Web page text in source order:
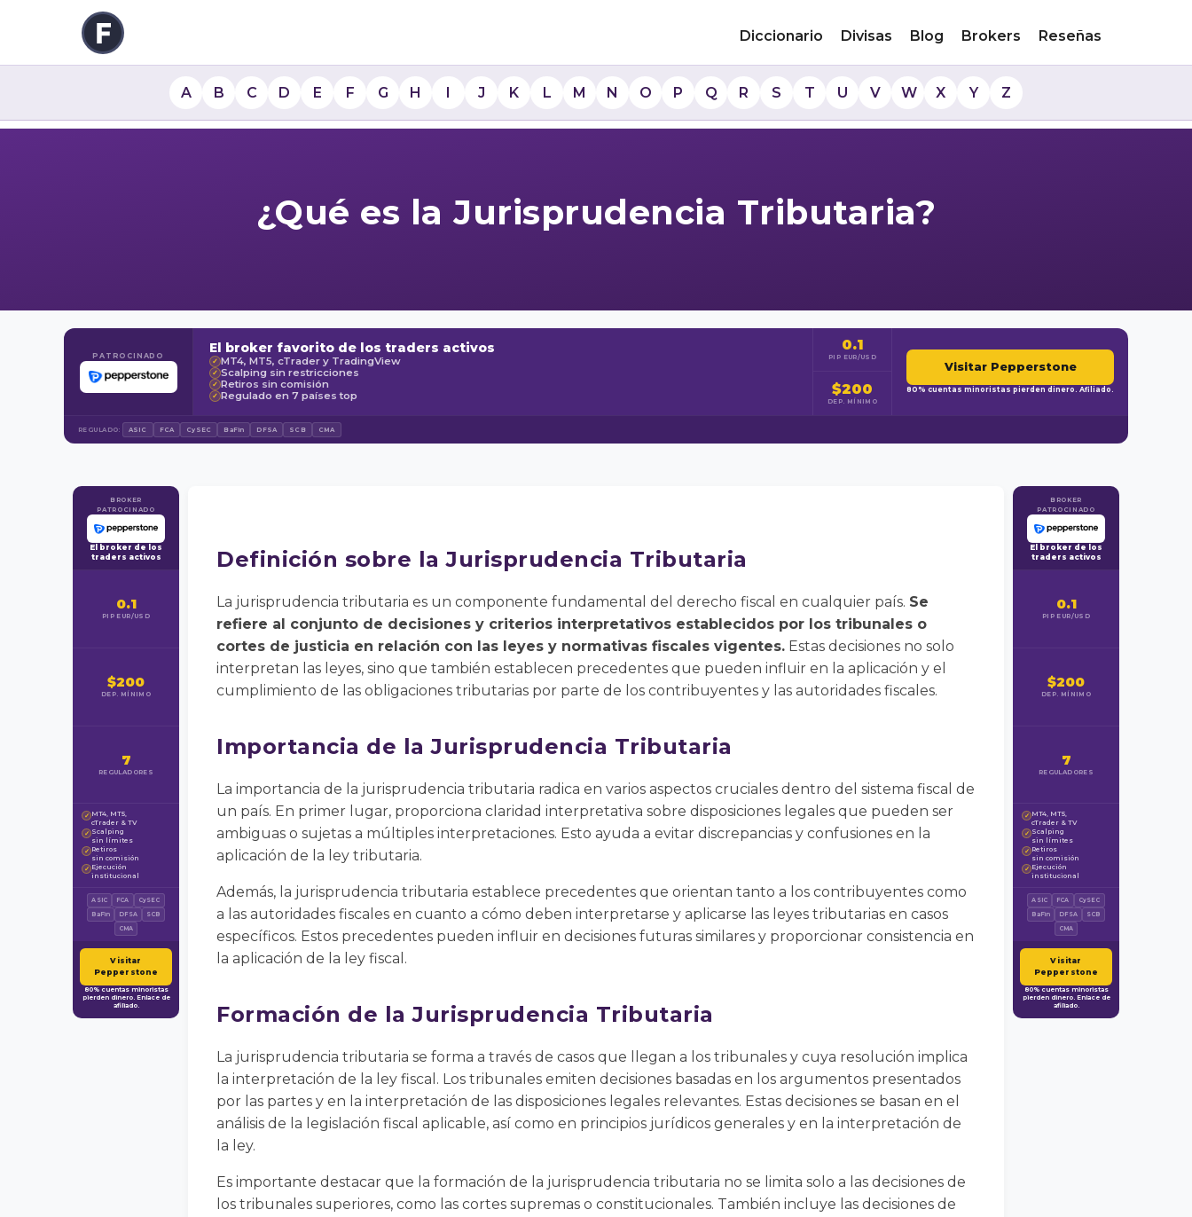
Diccionario Divisas Blog Brokers Reseñas
A B C D E F G H I J K L M N O P Q R S T U V W X Y Z
¿Qué es la Jurisprudencia Tributaria?
PATROCINADO El broker favorito de los traders activos
✓ MT4, MT5, cTrader y TradingView
✓ Scalping sin restricciones
✓ Retiros sin comisión
✓ Regulado en 7 países top
0.1
PIP EUR/USD
$200
DEP. MÍNIMO
Visitar Pepperstone
80% cuentas minoristas pierden dinero. Afiliado.
REGULADO: ASIC FCA CySEC BaFin DFSA SCB CMA
BROKER
PATROCINADO
El broker de los
traders activos
0.1
PIP EUR/USD
$200
DEP. MÍNIMO
7
REGULADORES
✓ MT4, MT5,
cTrader & TV
✓ Scalping
sin límites
✓ Retiros
sin comisión
✓ Ejecución
institucional
ASIC FCA
CySEC
BaFin
DFSA
SCB
CMA
Visitar
Pepperstone
80% cuentas minoristas
pierden dinero. Enlace de
afiliado.
Definición sobre la Jurisprudencia Tributaria
La jurisprudencia tributaria es un componente fundamental del derecho fiscal en cualquier país. Se
refiere al conjunto de decisiones y criterios interpretativos establecidos por los tribunales o
cortes de justicia en relación con las leyes y normativas fiscales vigentes. Estas decisiones no solo
interpretan las leyes, sino que también establecen precedentes que pueden influir en la aplicación y el
cumplimiento de las obligaciones tributarias por parte de los contribuyentes y las autoridades fiscales.
Importancia de la Jurisprudencia Tributaria
La importancia de la jurisprudencia tributaria radica en varios aspectos cruciales dentro del sistema fiscal de
un país. En primer lugar, proporciona claridad interpretativa sobre disposiciones legales que pueden ser
ambiguas o sujetas a múltiples interpretaciones. Esto ayuda a evitar discrepancias y confusiones en la
aplicación de la ley tributaria.
Además, la jurisprudencia tributaria establece precedentes que orientan tanto a los contribuyentes como
a las autoridades fiscales en cuanto a cómo deben interpretarse y aplicarse las leyes tributarias en casos
específicos. Estos precedentes pueden influir en decisiones futuras similares y proporcionar consistencia en
la aplicación de la ley fiscal.
Formación de la Jurisprudencia Tributaria
La jurisprudencia tributaria se forma a través de casos que llegan a los tribunales y cuya resolución implica
la interpretación de la ley fiscal. Los tribunales emiten decisiones basadas en los argumentos presentados
por las partes y en la interpretación de las disposiciones legales relevantes. Estas decisiones se basan en el
análisis de la legislación fiscal aplicable, así como en principios jurídicos generales y en la interpretación de
la ley.
Es importante destacar que la formación de la jurisprudencia tributaria no se limita solo a las decisiones de
los tribunales superiores, como las cortes supremas o constitucionales. También incluye las decisiones de
BROKER
PATROCINADO
El broker de los
traders activos
0.1
PIP EUR/USD
$200
DEP. MÍNIMO
7
REGULADORES
✓ MT4, MT5,
cTrader & TV
✓ Scalping
sin límites
✓ Retiros
sin comisión
✓ Ejecución
institucional
ASIC FCA
CySEC
BaFin
DFSA
SCB
CMA
Visitar
Pepperstone
80% cuentas minoristas
pierden dinero. Enlace de
afiliado.